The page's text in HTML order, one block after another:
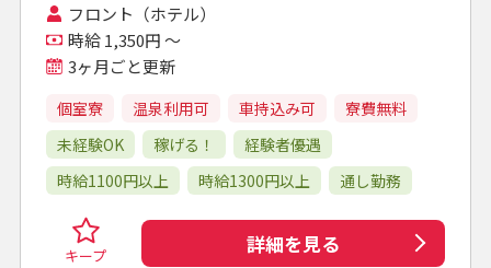
フロント（ホテル）
時給 1,350円 ～
3ヶ月ごと更新
個室寮 温泉利用可 車持込み可
寮費無料
未経験OK
稼げる！
経験者優遇
時給1100円以上
時給1300円以上 通し勤務
キープ 詳細を見る